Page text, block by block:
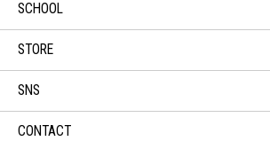
SCHOOL
STORE
SNS
CONTACT